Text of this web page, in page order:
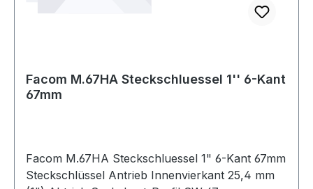
Facom M.67HA Steckschluessel 1'' 6-Kant
67mm
Facom M.67HA Steckschluessel 1" 6-Kant 67mm
Steckschlüssel Antrieb Innenvierkant 25,4 mm